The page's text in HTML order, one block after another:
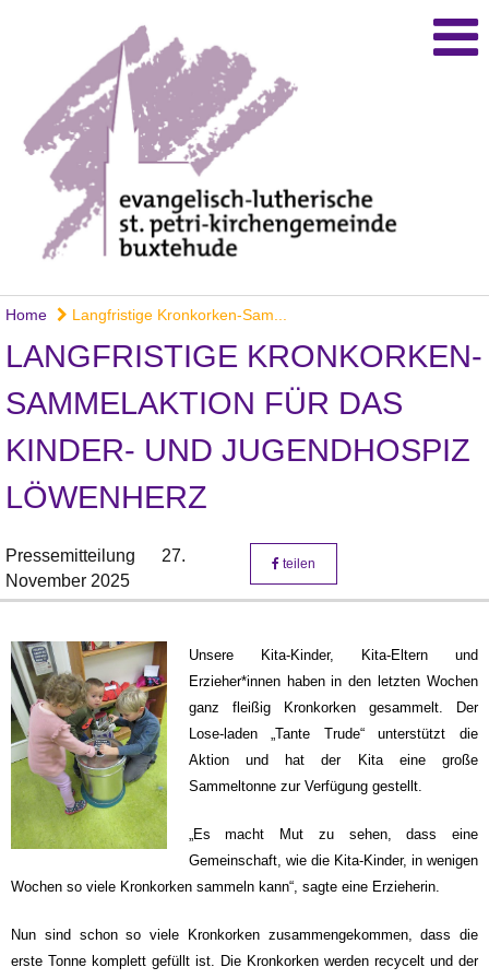
Home Langfristige Kronkorken-Sam...
LANGFRISTIGE KRONKORKEN-
SAMMELAKTION FÜR DAS
KINDER- UND JUGENDHOSPIZ
LÖWENHERZ
Pressemitteilung
27.
November 2025
teilen
Unsere Kita-Kinder, Kita-Eltern und
Erzieher*innen haben in den letzten Wochen
ganz fleißig Kronkorken gesammelt. Der
Lose-laden „Tante Trude“ unterstützt die
Aktion und hat der Kita eine große
Sammeltonne zur Verfügung gestellt.
„Es macht Mut zu sehen, dass eine
Gemeinschaft, wie die Kita-Kinder, in wenigen
Wochen so viele Kronkorken sammeln kann“, sagte eine Erzieherin.
Nun sind schon so viele Kronkorken zusammengekommen, dass die
erste Tonne komplett gefüllt ist. Die Kronkorken werden recycelt und der